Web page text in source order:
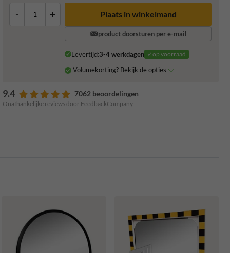
- + Plaats in winkelmand
product doorsturen per e-mail
Levertijd:3-4 werkdagen ✓op voorraad
Volumekorting? Bekijk de opties
9.4 7062 beoordelingen
Onafhankelijke reviews door FeedbackCompany